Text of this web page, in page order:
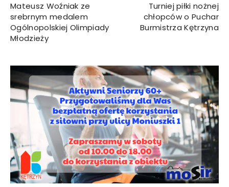
Mateusz Woźniak ze
srebrnym medalem
Ogólnopolskiej Olimpiady
Młodzieży
Turniej piłki nożnej
chłopców o Puchar
Burmistrza Kętrzyna